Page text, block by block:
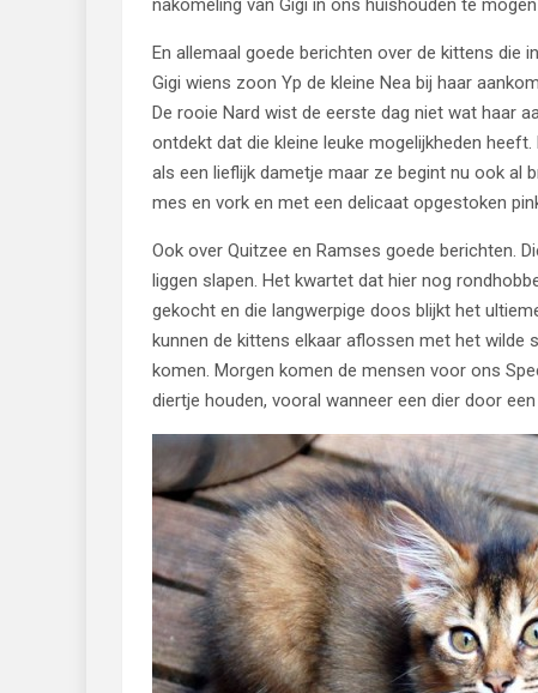
nakomeling van Gigi in ons huishouden te
En allemaal goede berichten over de kittens die
Gigi wiens zoon Yp de kleine Nea bij haar
De rooie Nard wist de eerste dag niet wat haar
ontdekt dat die kleine leuke mogelijkheden
als een lieflijk dametje maar ze begint nu ook al
mes en vork en met een delicaat opgestoken
Ook over Quitzee en Ramses goede berichten.
liggen slapen. Het kwartet dat hier nog
gekocht en die langwerpige doos blijkt het
kunnen de kittens elkaar aflossen met het wilde
komen. Morgen komen de mensen voor ons
diertje houden, vooral wanneer een dier door